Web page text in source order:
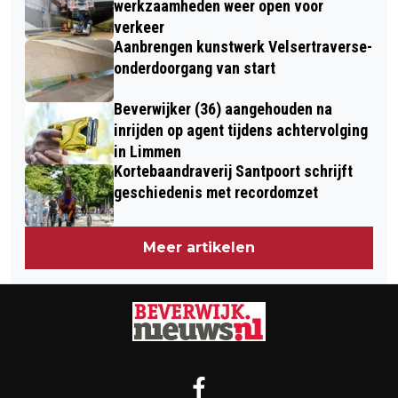
DUIZENDEN FANS HULDIGEN WITTE
LEEUWEN OP PLEIN 1945
werkzaamheden weer open voor
verkeer
Aanbrengen kunstwerk Velsertraverse-
onderdoorgang van start
Beverwijker (36) aangehouden na
inrijden op agent tijdens achtervolging
in Limmen
Kortebaandraverij Santpoort schrijft
geschiedenis met recordomzet
Meer artikelen